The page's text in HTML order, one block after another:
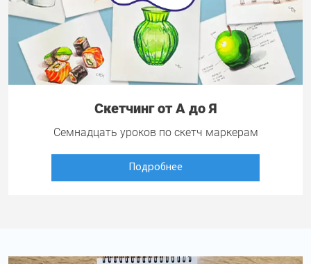
Скетчинг от А до Я
Семнадцать уроков по скетч маркерам
Подробнее